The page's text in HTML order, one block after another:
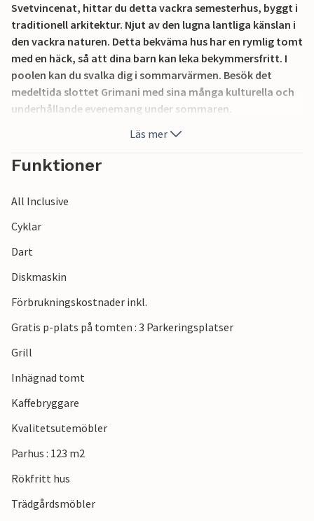
Svetvincenat, hittar du detta vackra semesterhus, byggt i
traditionell arkitektur. Njut av den lugna lantliga känslan i
den vackra naturen. Detta bekväma hus har en rymlig tomt
med en häck, så att dina barn kan leka bekymmersfritt. I
poolen kan du svalka dig i sommarvärmen. Besök det
medeltida slottet Grimani med sina många kulturella och
underhållande evenemang under sommaren.
Läs mer
Funktioner
All Inclusive
Cyklar
Dart
Diskmaskin
Förbrukningskostnader inkl.
Gratis p-plats på tomten : 3 Parkeringsplatser
Grill
Inhägnad tomt
Kaffebryggare
Kvalitetsutemöbler
Parhus : 123 m2
Rökfritt hus
Trädgårdsmöbler